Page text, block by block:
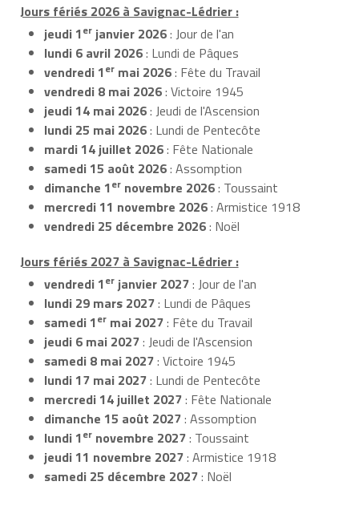
Jours fériés 2026 à Savignac-Lédrier :
jeudi 1er janvier 2026: Jour de l'an
lundi 6 avril 2026: Lundi de Pâques
vendredi 1er mai 2026: Fête du Travail
vendredi 8 mai 2026: Victoire 1945
jeudi 14 mai 2026: Jeudi de l'Ascension
lundi 25 mai 2026: Lundi de Pentecôte
mardi 14 juillet 2026: Fête Nationale
samedi 15 août 2026: Assomption
dimanche 1er novembre 2026: Toussaint
mercredi 11 novembre 2026: Armistice 1918
vendredi 25 décembre 2026: Noël
Jours fériés 2027 à Savignac-Lédrier :
vendredi 1er janvier 2027: Jour de l'an
lundi 29 mars 2027: Lundi de Pâques
samedi 1er mai 2027: Fête du Travail
jeudi 6 mai 2027: Jeudi de l'Ascension
samedi 8 mai 2027: Victoire 1945
lundi 17 mai 2027: Lundi de Pentecôte
mercredi 14 juillet 2027: Fête Nationale
dimanche 15 août 2027: Assomption
lundi 1er novembre 2027: Toussaint
jeudi 11 novembre 2027: Armistice 1918
samedi 25 décembre 2027: Noël